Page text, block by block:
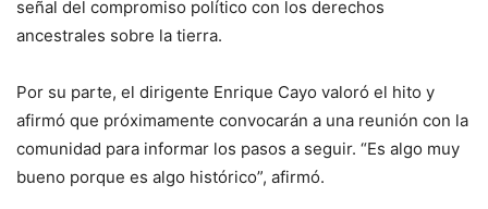
señal del compromiso político con los derechos
ancestrales sobre la tierra.
Por su parte, el dirigente Enrique Cayo valoró el hito y
afirmó que próximamente convocarán a una reunión con la
comunidad para informar los pasos a seguir. “Es algo muy
bueno porque es algo histórico”, afirmó.